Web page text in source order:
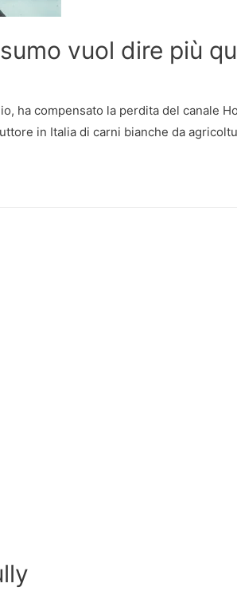
vuol dire più
ha compensato la perdita del canale
in Italia di carni bianche da